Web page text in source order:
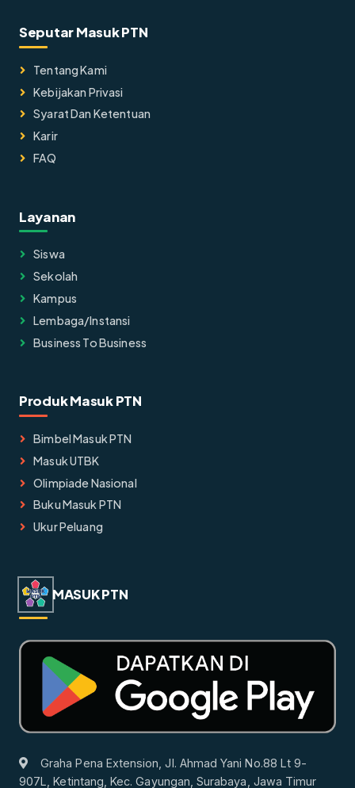
Seputar Masuk PTN
Tentang Kami
Kebijakan Privasi
Syarat Dan Ketentuan
Karir
FAQ
Layanan
Siswa
Sekolah
Kampus
Lembaga/instansi
Business To Business
Produk Masuk PTN
Bimbel Masuk PTN
Masuk UTBK
Olimpiade Nasional
Buku Masuk PTN
Ukur Peluang
MASUK PTN
Graha Pena Extension, Jl. Ahmad Yani No.88 Lt 9-
907L, Ketintang, Kec. Gayungan, Surabaya, Jawa Timur